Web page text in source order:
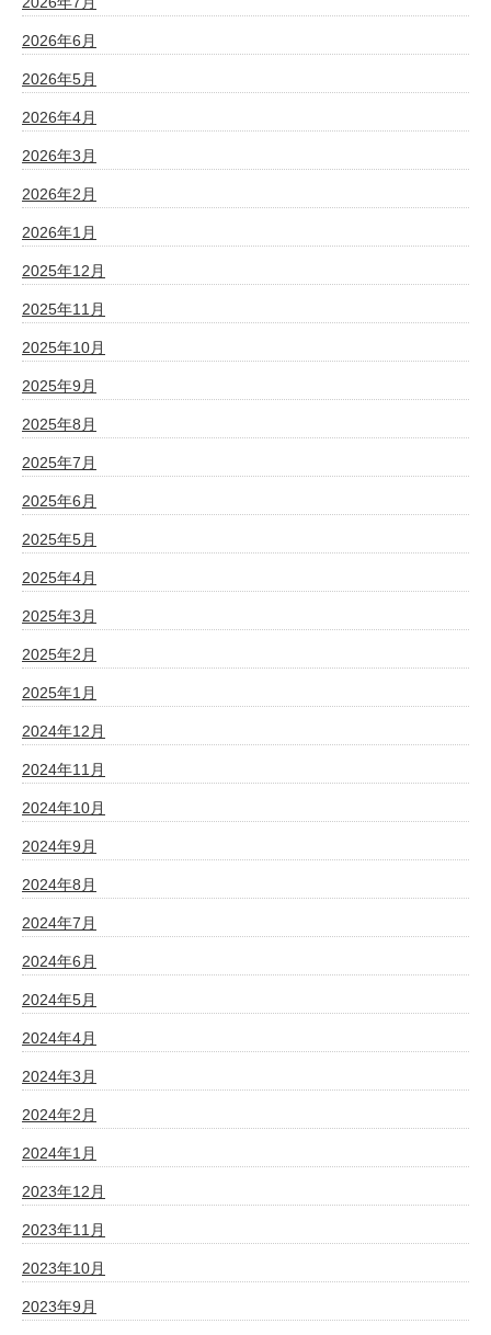
2026年6月
2026年5月
2026年4月
2026年3月
2026年2月
2026年1月
2025年12月
2025年11月
2025年10月
2025年9月
2025年8月
2025年7月
2025年6月
2025年5月
2025年4月
2025年3月
2025年2月
2025年1月
2024年12月
2024年11月
2024年10月
2024年9月
2024年8月
2024年7月
2024年6月
2024年5月
2024年4月
2024年3月
2024年2月
2024年1月
2023年12月
2023年11月
2023年10月
2023年9月